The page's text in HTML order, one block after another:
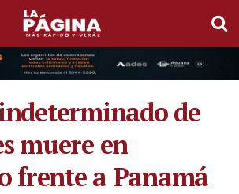
de
muere en
frente a Panamá